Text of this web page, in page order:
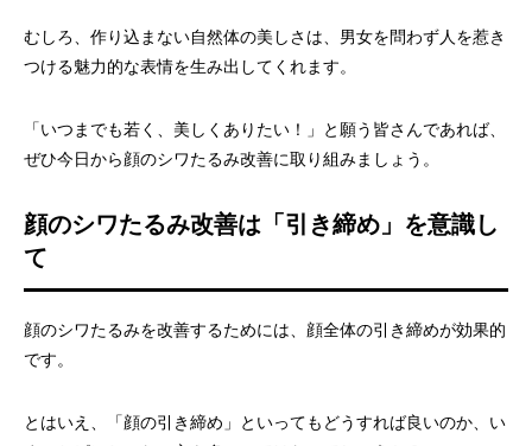
むしろ、作り込まない自然体の美しさは、男女を問わず人を惹き
つける魅力的な表情を生み出してくれます。
「いつまでも若く、美しくありたい！」と願う皆さんであれば、
ぜひ今日から顔のシワたるみ改善に取り組みましょう。
顔のシワたるみ改善は「引き締め」を意識し
て
顔のシワたるみを改善するためには、顔全体の引き締めが効果的
です。
とはいえ、「顔の引き締め」といってもどうすれば良いのか、い